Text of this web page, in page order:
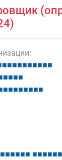
■■■■■■■■■■
■■■■
■■■■■■■■
■■■■■■ ■■■■■■